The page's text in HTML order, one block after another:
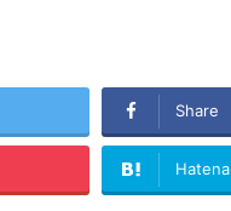
Share
Hatena